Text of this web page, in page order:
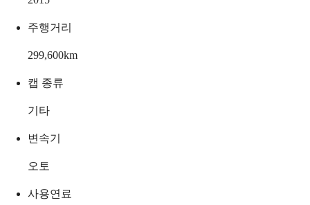
주행거리
299,600km
캡 종류
기타
변속기
오토
사용연료